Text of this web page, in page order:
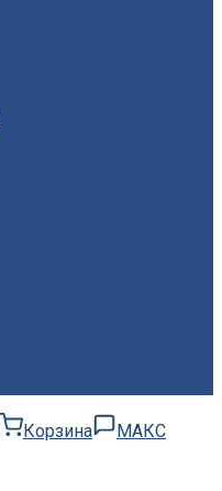
Корзина МАКС